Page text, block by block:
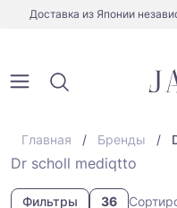
Доставка из Японии
Главная Бренды
Dr scholl mediqtto
Фильтры 36